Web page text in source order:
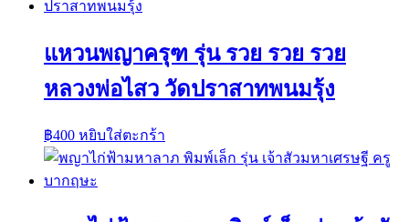
แหวนพญาครุฑ รุ่น รวย รวย รวย
หลวงพ่อไสว วัดปราสาทพนมรุ้ง
฿400 หยิบใส่ตะกร้า